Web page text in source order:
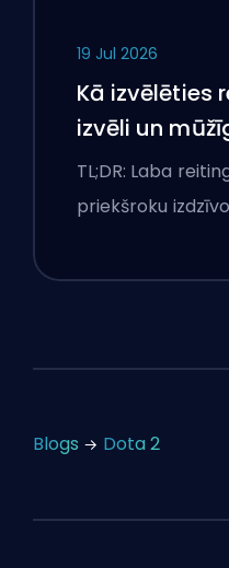
19 Jul 2026
Kā izvēlēties
izvēli un
TL;DR: Laba
priekšroku
Blogs Dota 2